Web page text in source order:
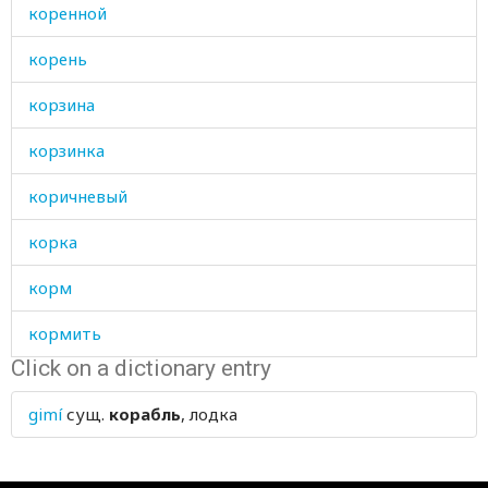
коренной
корень
корзина
корзинка
коричневый
корка
корм
кормить
кормушка
коробочка
Click on a dictionary entry
gimí сущ. корабль, лодка